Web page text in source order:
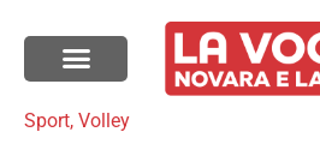
Sport, Volley